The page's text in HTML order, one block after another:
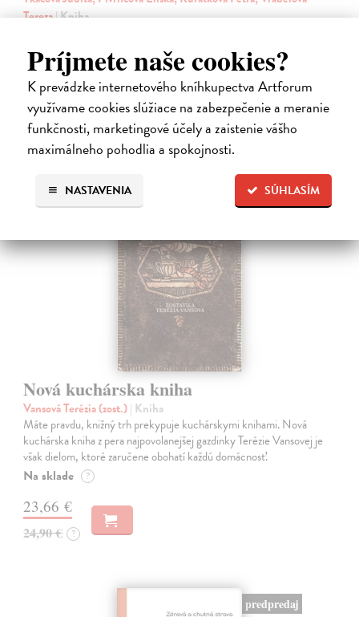
Príjmete naše cookies?
K prevádzke internetového kníhkupectva Artforum
využívame cookies slúžiace na zabezpečenie a meranie
funkčnosti, marketingové účely a zaistenie vášho
maximálneho pohodlia a spokojnosti.
SÚHLASÍM
NASTAVENIA
Tereza| Kniha
rodičov zas veľkým orieškom.
Čaká sa dotlač, vychádza 11.9.2026, zasielame do 12 dní od
dotlače
16,48 €
16,99 €
Nová kuchárska kniha
Vansová Terézia (zost.)| Kniha
Máte pravdu, knižný trh prekypuje kuchárskymi knihami. Nová
kuchárska kniha z pera najpovolanejšej gazdinky Terézie Vansovej je
však dielom, ktoré zaručene obohatí každú domácnosť.
Na sklade ?
23,66 €
24,90 € ?
predpredaj